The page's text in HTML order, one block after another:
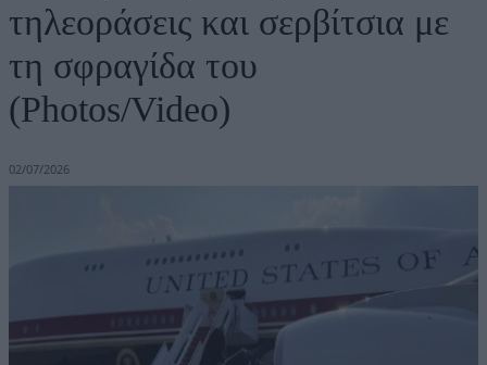
τηλεοράσεις και σερβίτσια με
τη σφραγίδα του
(Photos/Video)
02/07/2026